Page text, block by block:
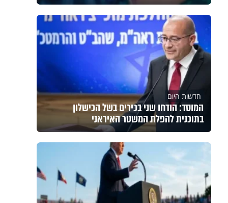
חדשות היום
המוסד: הודחו שני בכירים בשל הכישלון
בתוכנית להפלת המשטר האיראני